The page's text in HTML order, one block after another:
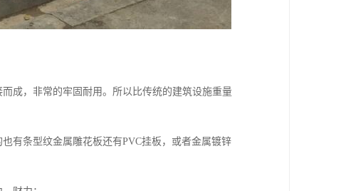
成，非常的牢固耐用。所以比传统的建筑设施重量
有条型纹金属雕花板还有PVC挂板，或者金属镀锌